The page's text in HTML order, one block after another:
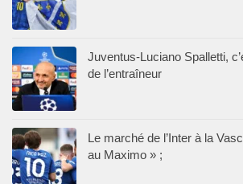
Juventus-Luciano Spalletti,
de l’entraîneur
Le marché de l’Inter à la
au Maximo » ;